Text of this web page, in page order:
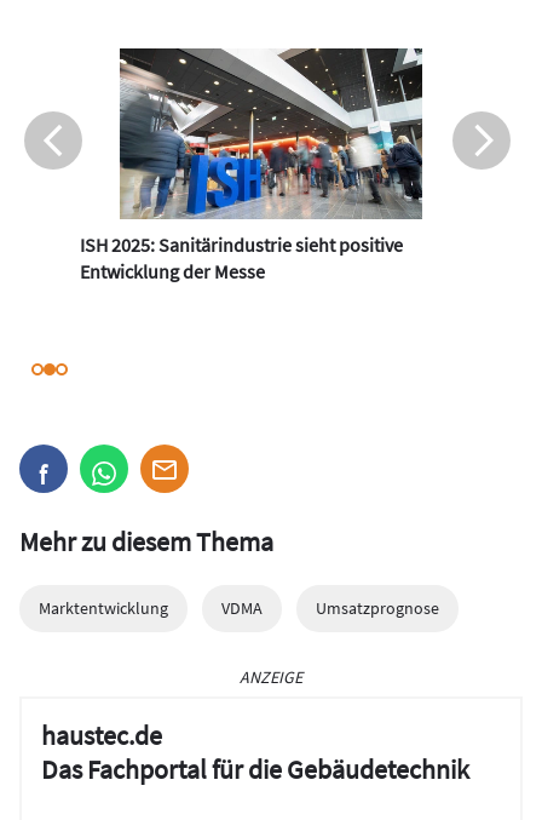
ISH 2025: Sanitärindustrie sieht positive
Entwicklung der Messe
Mehr zu diesem Thema
Marktentwicklung VDMA Umsatzprognose
ANZEIGE
haustec.de
Das Fachportal für die Gebäudetechnik